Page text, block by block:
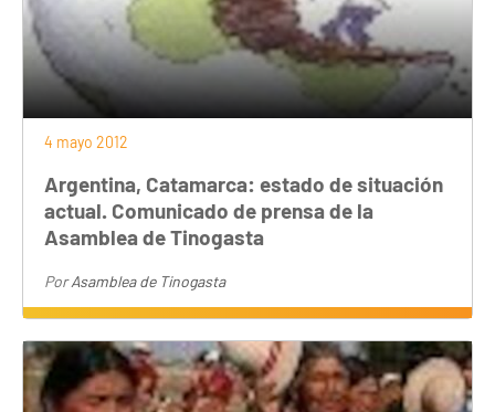
4 mayo 2012
Argentina, Catamarca: estado de situación
actual. Comunicado de prensa de la
Asamblea de Tinogasta
PorAsamblea de Tinogasta